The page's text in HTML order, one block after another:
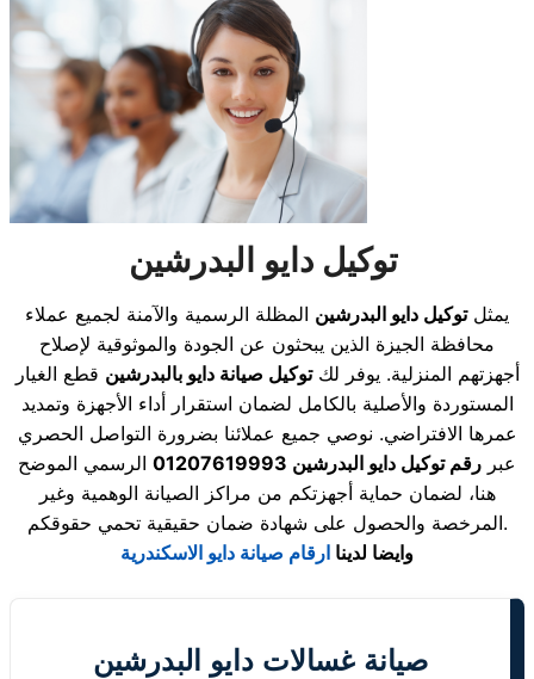
توكيل دايو البدرشين
يمثلتوكيل دايو البدرشين المظلة الرسمية والآمنة لجميع عملاء
محافظة الجيزة الذين يبحثون عن الجودة والموثوقية لإصلاح
أجهزتهم المنزلية. يوفر لكتوكيل صيانة دايو بالبدرشين قطع الغيار
المستوردة والأصلية بالكامل لضمان استقرار أداء الأجهزة وتمديد
عمرها الافتراضي. نوصي جميع عملائنا بضرورة التواصل الحصري
عبر رقم توكيل دايو البدرشين 01207619993
الرسمي الموضح
هنا، لضمان حماية أجهزتكم من مراكز الصيانة الوهمية وغير
المرخصة والحصول على شهادة ضمان حقيقية تحمي حقوقكم.
وايضا لدينا ارقام صيانة دايو الاسكندرية
صيانة غسالات دايو البدرشين